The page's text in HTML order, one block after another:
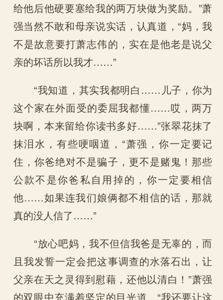
给他后他硬要塞给我的两万块做为奖励。”萧
强当然不敢和母亲说实话，认真道，“妈，我
不是故意要打萧志伟的，实在是他老是说父
亲的坏话所以我才……”
“我知道，其实我都明白……儿子，你为
这个家在外面受的委屈我都懂……哎，两万
块啊，本来留给你读书多好……”张翠花抹了
抹泪水，有些哽咽道，“萧强，你一定要记
住，你爸绝对不是骗子，更不是赌鬼！那些
公款不是你爸私自用掉的，你一定要相信
他……如果连我们娘俩都不相信的话，那就
真的没人信了……”
“放心吧妈，我不但信我爸是无辜的，而
且我发誓一定会把这事调查的水落石出，让
父亲在天之灵得到慰藉，还他以清白！”萧强
的双眼中充满着坚定的目光道，“我还要让这